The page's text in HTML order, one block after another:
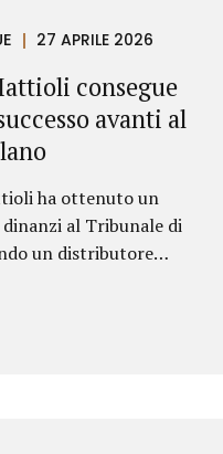
27 APRILE 2026
consegue
avanti al
ha ottenuto un
al Tribunale di
un distributore
promosso contro